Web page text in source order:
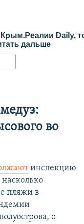
Daily,
дальше
во
инспекцию
пляжи в
о